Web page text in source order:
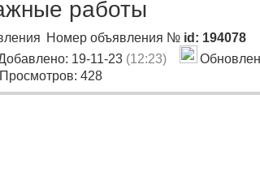
работы
Номер объявления № id: 194078
19-11-23 (12:23)
Просмотров: 428